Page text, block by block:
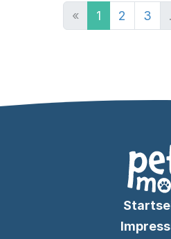
« 1 2 3